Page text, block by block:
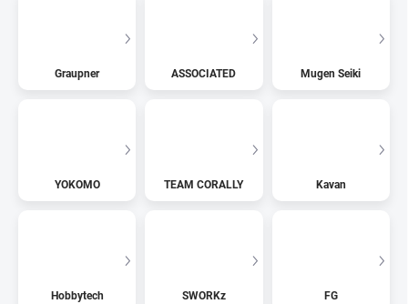
Graupner ASSOCIATED Mugen Seiki
YOKOMO TEAM CORALLY Kavan
Hobbytech SWORKz FG